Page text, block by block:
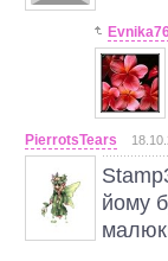
PierrotsTears
йому